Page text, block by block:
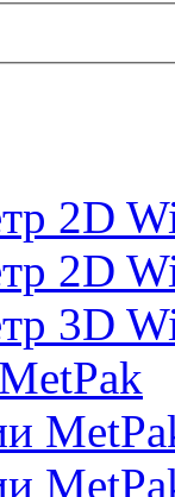
2D
2D
3D